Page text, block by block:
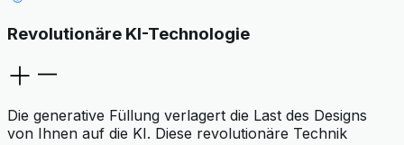
Revolutionäre KI-Technologie
Die generative Füllung verlagert die Last des Designs
von Ihnen auf die KI. Diese revolutionäre Technik